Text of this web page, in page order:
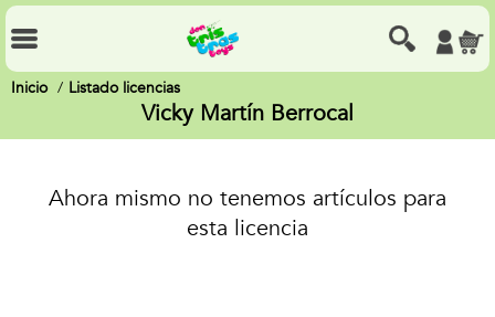
Inicio Listado licencias
Vicky Martín Berrocal
Ahora mismo no tenemos artículos para
esta licencia